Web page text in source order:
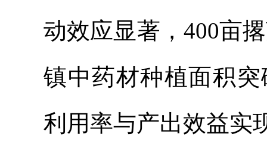
动效应显著，400亩
镇中药材种植面积
利用率与产出效益实